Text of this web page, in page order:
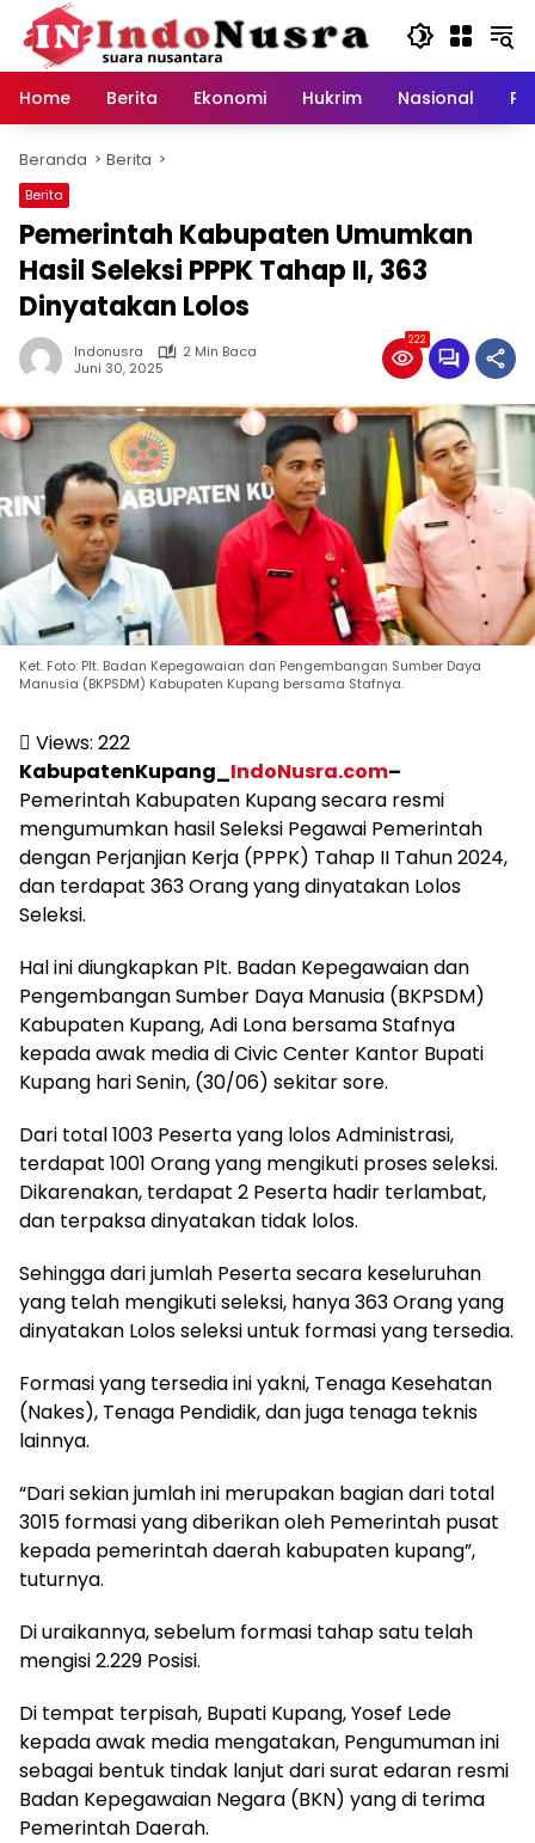
Langsung
konten
Home
Berita Ekonomi Hukrim Nasional
Beranda Berita
Berita
Pemerintah Kabupaten Umumkan
Hasil Seleksi PPPK Tahap II, 363
Dinyatakan Lolos
Indonusra
2 Min Baca
Juni 30, 2025
222
Ket. Foto: Plt. Badan Kepegawaian dan Pengembangan Sumber Daya
Manusia (BKPSDM) Kabupaten Kupang bersama Stafnya.
Views: 222
KabupatenKupang_IndoNusra.com–
Pemerintah Kabupaten Kupang secara resmi
mengumumkan hasil Seleksi Pegawai Pemerintah
dengan Perjanjian Kerja (PPPK) Tahap II Tahun 2024,
dan terdapat 363 Orang yang dinyatakan Lolos
Seleksi.
Hal ini diungkapkan Plt. Badan Kepegawaian dan
Pengembangan Sumber Daya Manusia (BKPSDM)
Kabupaten Kupang, Adi Lona bersama Stafnya
kepada awak media di Civic Center Kantor Bupati
Kupang hari Senin, (30/06) sekitar sore.
Dari total 1003 Peserta yang lolos Administrasi,
terdapat 1001 Orang yang mengikuti proses seleksi.
Dikarenakan, terdapat 2 Peserta hadir terlambat,
dan terpaksa dinyatakan tidak lolos.
Sehingga dari jumlah Peserta secara keseluruhan
yang telah mengikuti seleksi, hanya 363 Orang yang
dinyatakan Lolos seleksi untuk formasi yang tersedia.
Formasi yang tersedia ini yakni, Tenaga Kesehatan
(Nakes), Tenaga Pendidik, dan juga tenaga teknis
lainnya.
“Dari sekian jumlah ini merupakan bagian dari total
3015 formasi yang diberikan oleh Pemerintah pusat
kepada pemerintah daerah kabupaten kupang”,
tuturnya.
Di uraikannya, sebelum formasi tahap satu telah
mengisi 2.229 Posisi.
Di tempat terpisah, Bupati Kupang, Yosef Lede
kepada awak media mengatakan, Pengumuman ini
sebagai bentuk tindak lanjut dari surat edaran resmi
Badan Kepegawaian Negara (BKN) yang di terima
Pemerintah Daerah.